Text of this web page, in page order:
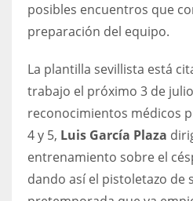
posibles encuentros que
preparación del equipo.
La plantilla sevillista está
trabajo el próximo 3 de
reconocimientos médicos
4 y 5, Luis García Plaza
entrenamiento sobre el
dando así el pistoletazo de